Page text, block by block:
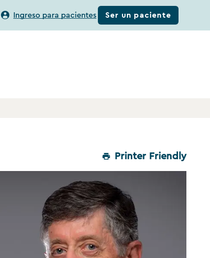
Ingreso para pacientes Ser un paciente
Printer Friendly